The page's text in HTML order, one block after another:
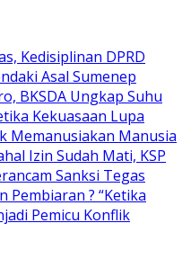
Kedisiplinan DPRD
Asal Sumenep
BKSDA Ungkap Suhu
Kekuasaan Lupa
Memanusiakan Manusia
Izin Sudah Mati, KSP
Sanksi Tegas
Pembiaran ? “Ketika
Pemicu Konflik